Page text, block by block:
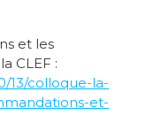
et les
CLEF :
13/colloque-la-
et-